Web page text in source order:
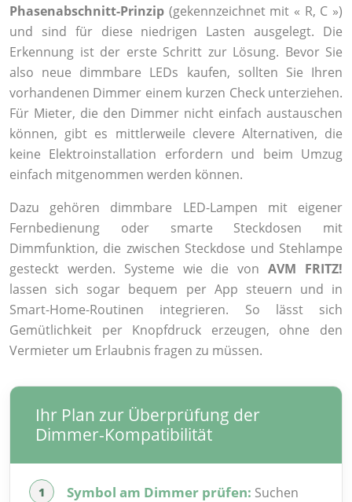
Phasenabschnitt-Prinzip (gekennzeichnet mit « R, C »)
und sind für diese niedrigen Lasten ausgelegt. Die
Erkennung ist der erste Schritt zur Lösung. Bevor Sie
also neue dimmbare LEDs kaufen, sollten Sie Ihren
vorhandenen Dimmer einem kurzen Check unterziehen.
Für Mieter, die den Dimmer nicht einfach austauschen
können, gibt es mittlerweile clevere Alternativen, die
keine Elektroinstallation erfordern und beim Umzug
einfach mitgenommen werden können.
Dazu gehören dimmbare LED-Lampen mit eigener
Fernbedienung oder smarte Steckdosen mit
Dimmfunktion, die zwischen Steckdose und Stehlampe
gesteckt werden. Systeme wie die vonAVM FRITZ!
lassen sich sogar bequem per App steuern und in
Smart-Home-Routinen integrieren. So lässt sich
Gemütlichkeit per Knopfdruck erzeugen, ohne den
Vermieter um Erlaubnis fragen zu müssen.
Ihr Plan zur Überprüfung der
Dimmer-Kompatibilität
Symbol am Dimmer prüfen: Suchen